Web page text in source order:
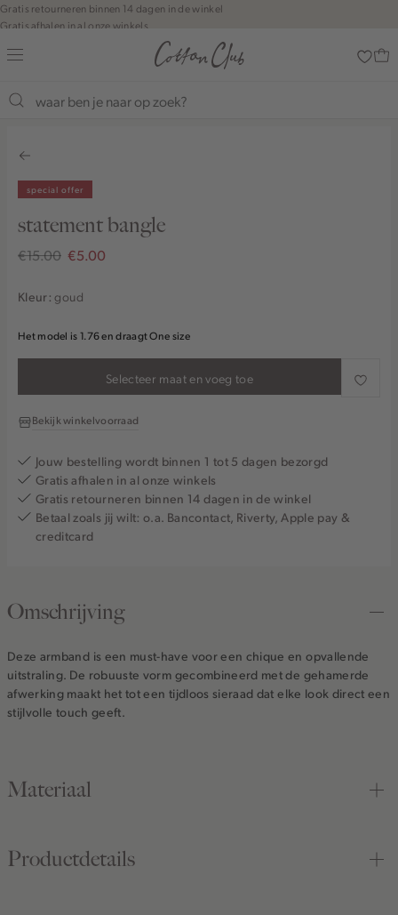
Navigeer
direct naar
de
hoofdinhoud
zoekbalk
naar de
Gratis retourneren binnen 14 dagen in de winkel
Gratis afhalen in al onze winkels
Jouw bestelling wordt binnen 1 tot 5 dagen bezorgd
Betaal zoals jij wilt: o.a. Bancontact, Riverty, Apple pay & creditcard
special offer
statement bangle
€15.00 €5.00
Kleur:goud
Het model is 1.76 en draagt One size
Selecteer maat en voeg toe
Bekijk winkelvoorraad
Jouw bestelling wordt binnen 1 tot 5 dagen bezorgd
Gratis afhalen in al onze winkels
Gratis retourneren binnen 14 dagen in de winkel
Betaal zoals jij wilt: o.a. Bancontact, Riverty, Apple pay &
creditcard
Omschrijving
Deze armband is een must-have voor een chique en opvallende
uitstraling. De robuuste vorm gecombineerd met de gehamerde
afwerking maakt het tot een tijdloos sieraad dat elke look direct een
stijlvolle touch geeft.
Materiaal
Productdetails